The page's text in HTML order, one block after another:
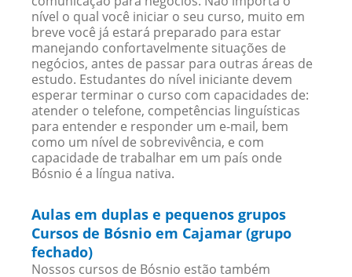
nível o qual você iniciar o seu curso, muito em
breve você já estará preparado para estar
manejando confortavelmente situações de
negócios, antes de passar para outras áreas de
estudo. Estudantes do nível iniciante devem
esperar terminar o curso com capacidades de:
atender o telefone, competências linguísticas
para entender e responder um e-mail, bem
como um nível de sobrevivência, e com
capacidade de trabalhar em um país onde
Bósnio é a língua nativa.
Aulas em duplas e pequenos grupos
Cursos de Bósnio em Cajamar (grupo
fechado)
Nossos cursos de Bósnio estão também